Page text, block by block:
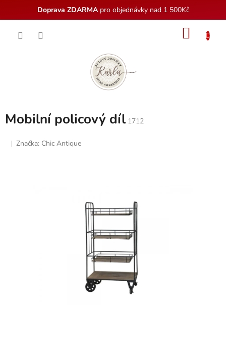
Doprava ZDARMApro objednávky nad 1 500Kč
Mobilní policový díl 1712
Značka: Chic Antique